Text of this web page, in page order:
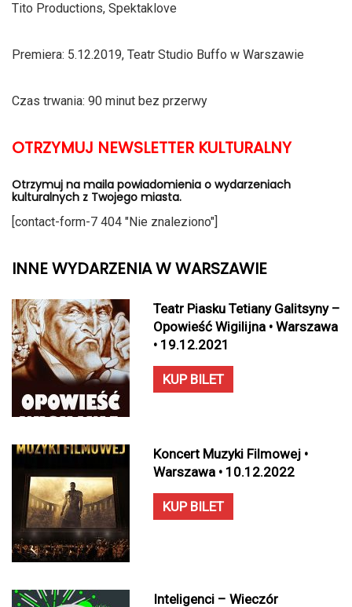
Tito Productions, Spektaklove
Premiera: 5.12.2019, Teatr Studio Buffo w Warszawie
Czas trwania: 90 minut bez przerwy
OTRZYMUJ NEWSLETTER KULTURALNY
Otrzymuj na maila powiadomienia o wydarzeniach
kulturalnych z Twojego miasta.
[contact-form-7 404 "Nie znaleziono"]
INNE WYDARZENIA W WARSZAWIE
Teatr Piasku Tetiany Galitsyny –
Opowieść Wigilijna • Warszawa
• 19.12.2021
KUP BILET
Koncert Muzyki Filmowej •
Warszawa • 10.12.2022
KUP BILET
Inteligenci – Wieczór